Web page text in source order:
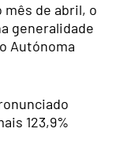
mês de abril, o
generalidade
Autónoma
123,9%